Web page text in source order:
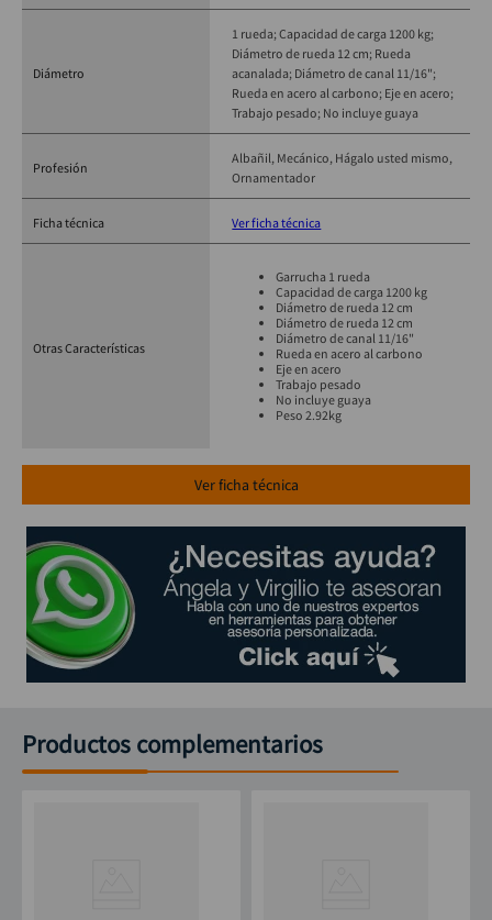
Ver ficha técnica
Diámetro
1 rueda; Capacidad de carga 1200 kg;
Diámetro de rueda 12 cm; Rueda
acanalada; Diámetro de canal 11/16";
Rueda en acero al carbono; Eje en acero;
Trabajo pesado; No incluye guaya
Profesión
Albañil Mecánico Hágalo usted mismo
Ornamentador
Ficha técnica Ver ficha técnica
Otras Características
Garrucha 1 rueda
Capacidad de carga 1200 kg
Diámetro de rueda 12 cm
Diámetro de rueda 12 cm
Diámetro de canal 11/16"
Rueda en acero al carbono
Eje en acero
Trabajo pesado
No incluye guaya
Peso 2.92kg
Productos complementarios